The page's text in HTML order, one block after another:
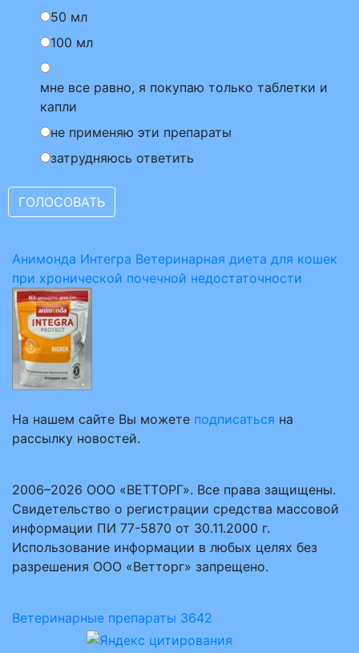
50 мл
100 мл
мне все равно, я покупаю только таблетки и
капли
не применяю эти препараты
затрудняюсь ответить
Анимонда Интегра Ветеринарная диета для кошек
при хронической почечной недостаточности
На нашем сайте Вы можете подписаться на
рассылку новостей.
2006–2026 ООО «ВЕТТОРГ». Все права защищены.
Свидетельство о регистрации средства массовой
информации ПИ 77-5870 от 30.11.2000 г.
Использование информации в любых целях без
разрешения ООО «Ветторг» запрещено.
Ветеринарные препараты 3642